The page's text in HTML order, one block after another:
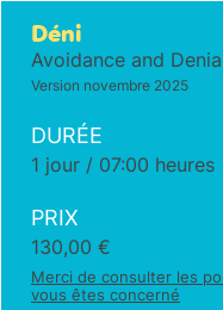
Déni
Avoidance and
Version novembre 2025
DURÉE
1 jour / 07:00 heures
PRIX
130,00 €
Merci de consulter les
vous êtes concerné